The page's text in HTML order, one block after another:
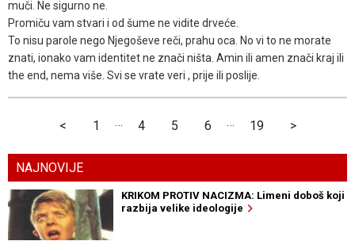
muči. Ne sigurno ne.
Promiču vam stvari i od šume ne vidite drveće.
To nisu parole nego Njegoševe reči, prahu oca. No vi to ne morate
znati, ionako vam identitet ne znači ništa. Amin ili amen znači kraj ili
the end, nema više. Svi se vrate veri , prije ili poslije.
< 1 … 4 5 6 … 19 >
NAJNOVIJE
KRIKOM PROTIV NACIZMA: Limeni doboš koji
razbija velike ideologije